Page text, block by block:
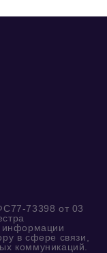
73398 от 03
информации
в сфере связи,
коммуникаций.